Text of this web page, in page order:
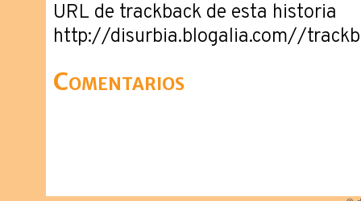
URL de trackback de esta historia
http://disurbia.blogalia.com//
Comentarios